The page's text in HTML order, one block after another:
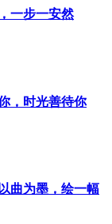
一步一安然
，时光善待你
曲为墨，绘一幅